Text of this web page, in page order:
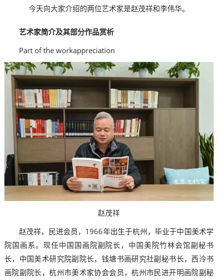
今天向大家介绍的两位艺术家是赵茂祥和李伟华。
艺术家简介及其部分作品赏析
Part of the workappreciation
赵茂祥
赵茂祥，民进会员，1966年出生于杭州，毕业于中国美术学
院国画系。现任中国国画院副院长，中国美院竹林会馆副秘书
长，中国美术研究院副院长，钱塘书画研究社副秘书长，西泠书
画院副院长，杭州市美术家协会会员，杭州市民进开明画院副秘